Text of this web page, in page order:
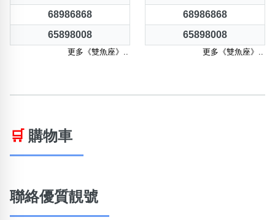
68986868
65898008
更多《雙魚座》..
68986868
65898008
更多《雙魚座》..
🛒 購物車
聯絡優質靚號